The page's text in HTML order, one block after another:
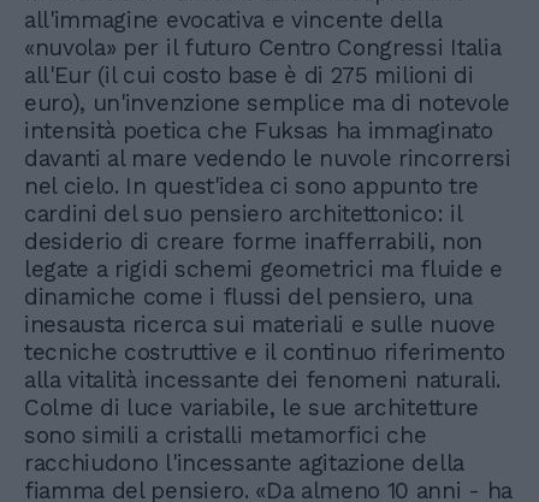
all'immagine evocativa e vincente della
«nuvola» per il futuro Centro Congressi Italia
all'Eur (il cui costo base è di 275 milioni di
euro), un'invenzione semplice ma di notevole
intensità poetica che Fuksas ha immaginato
davanti al mare vedendo le nuvole rincorrersi
nel cielo. In quest'idea ci sono appunto tre
cardini del suo pensiero architettonico: il
desiderio di creare forme inafferrabili, non
legate a rigidi schemi geometrici ma fluide e
dinamiche come i flussi del pensiero, una
inesausta ricerca sui materiali e sulle nuove
tecniche costruttive e il continuo riferimento
alla vitalità incessante dei fenomeni naturali.
Colme di luce variabile, le sue architetture
sono simili a cristalli metamorfici che
racchiudono l'incessante agitazione della
fiamma del pensiero. «Da almeno 10 anni - ha